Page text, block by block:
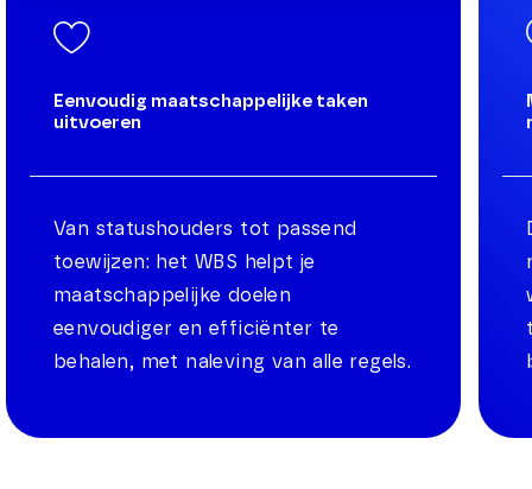
Eenvoudig maatschappelijke taken
uitvoeren
Van statushouders tot passend
toewijzen: het WBS helpt je
maatschappelijke doelen
eenvoudiger en efficiënter te
behalen, met naleving van alle regels.